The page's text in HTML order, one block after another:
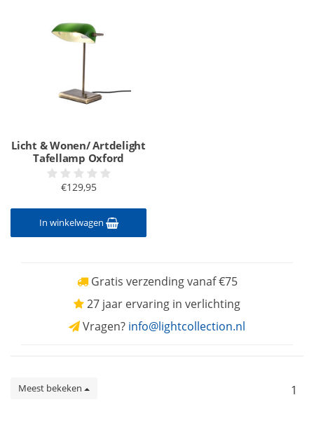
Licht & Wonen/ Artdelight
Tafellamp Oxford
€129,95
In winkelwagen
Gratis verzending vanaf €75
27 jaar ervaring in verlichting
Vragen? info@lightcollection.nl
Meest bekeken 1